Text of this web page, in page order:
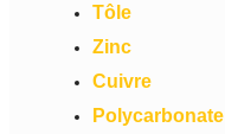
Tôle
Zinc
Cuivre
Polycarbonate